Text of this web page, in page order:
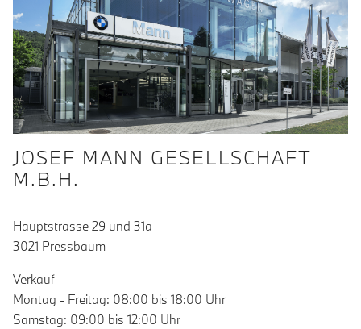
JOSEF MANN GESELLSCHAFT
M.B.H.
Hauptstrasse 29 und 31a
3021 Pressbaum
Verkauf
Montag - Freitag: 08:00 bis 18:00 Uhr
Samstag: 09:00 bis 12:00 Uhr